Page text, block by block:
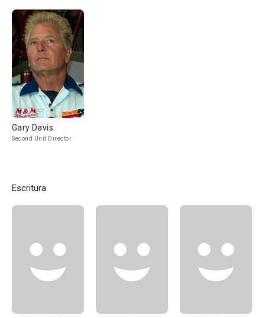
Gary Davis
Second Unit Director
Escritura